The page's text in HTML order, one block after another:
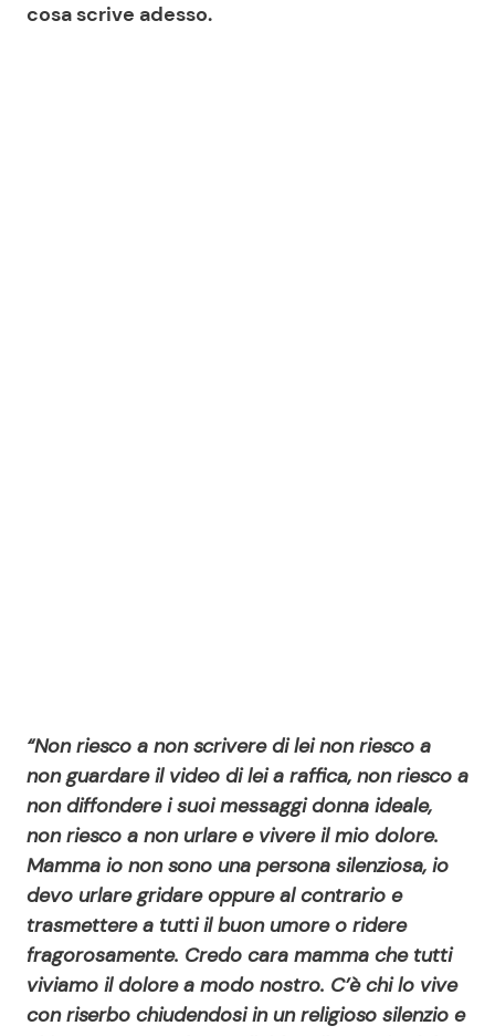
cosa scrive adesso.
“Non riesco a non scrivere di lei non riesco a
non guardare il video di lei a raffica, non riesco a
non diffondere i suoi messaggi donna ideale,
non riesco a non urlare e vivere il mio dolore.
Mamma io non sono una persona silenziosa, io
devo urlare gridare oppure al contrario e
trasmettere a tutti il buon umore o ridere
fragorosamente. Credo cara mamma che tutti
viviamo il dolore a modo nostro. C’è chi lo vive
con riserbo chiudendosi in un religioso silenzio e